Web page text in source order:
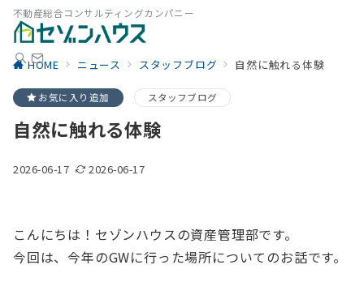
不動産総合コンサルティングカンパニー
HOME ニュース スタッフブログ 自然に触れる体験
お気に入り追加 スタッフブログ
自然に触れる体験
2026-06-17 2026-06-17
こんにちは！セゾンハウスの資産管理部です。
今回は、今年のGWに行った場所についてのお話です。